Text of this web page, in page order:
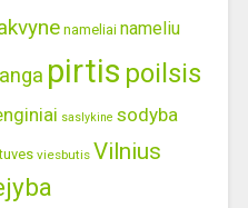
nameliai nameliu
pirtis poilsis
saslykine sodyba
viesbutis Vilnius